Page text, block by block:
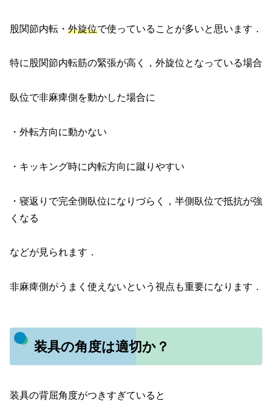
股関節内転・ 外旋位で使っていることが多いと思います．
特に股関節内転筋の緊張が高く，外旋位となっている場合
臥位で非麻痺側を動かした場合に
・外転方向に動かない
・キッキング時に内転方向に蹴りやすい
・寝返りで完全側臥位になりづらく，半側臥位で抵抗が強
くなる
などが見られます．
非麻痺側がうまく使えないという視点も重要になります．
装具の角度は適切か？
装具の背屈角度がつきすぎていると